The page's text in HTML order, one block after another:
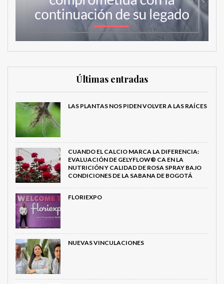
Últimas entradas
LAS PLANTAS NOS PIDEN VOLVER A LAS RAÍCES
CUANDO EL CALCIO MARCA LA DIFERENCIA:
EVALUACIÓN DE GELYFLOW® CA EN LA
NUTRICIÓN Y CALIDAD DE ROSA SPRAY BAJO
CONDICIONES DE LA SABANA DE BOGOTÁ
FLORIEXPO
NUEVAS VINCULACIONES